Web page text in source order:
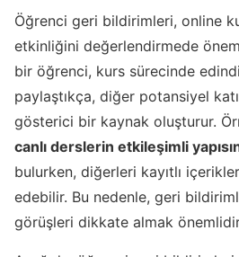
Öğrenci geri bildirimleri, online
etkinliğini değerlendirmede
bir öğrenci, kurs sürecinde
paylaştıkça, diğer potansiyel
gösterici bir kaynak oluşturur.
canlı derslerin etkileşimli
bulurken, diğerleri kayıtlı
edebilir. Bu nedenle, geri
görüşleri dikkate almak